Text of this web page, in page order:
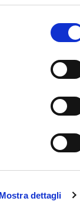
Mostra dettagli